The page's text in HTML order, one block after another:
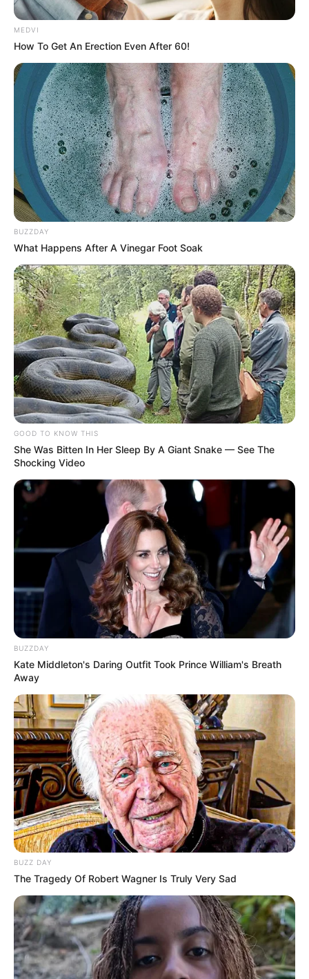
MEDVI
How To Get An Erection Even After 60!
BUZZDAY
What Happens After A Vinegar Foot Soak
GOOD TO KNOW THIS
She Was Bitten In Her Sleep By A Giant Snake — See The
Shocking Video
BUZZDAY
Kate Middleton's Daring Outfit Took Prince William's Breath
Away
BUZZ DAY
The Tragedy Of Robert Wagner Is Truly Very Sad